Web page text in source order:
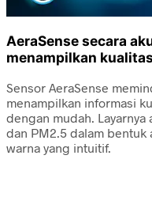
AeraSense secara
menampilkan
Sensor AeraSense
menampilkan informasi
dengan mudah. Layarnya
dan PM2.5 dalam
warna yang intuitif.